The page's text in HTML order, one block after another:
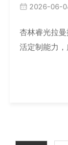
2026-06-
杏林睿光拉
活定制能力